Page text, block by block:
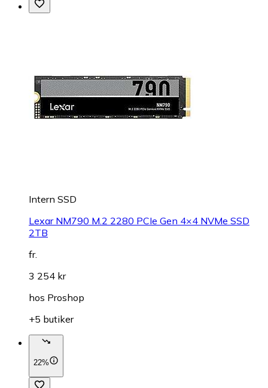
Intern SSD
Lexar NM790 M.2 2280 PCIe Gen 4×4 NVMe SSD
2TB
fr.
3 254 kr
hos Proshop
+5 butiker
22%